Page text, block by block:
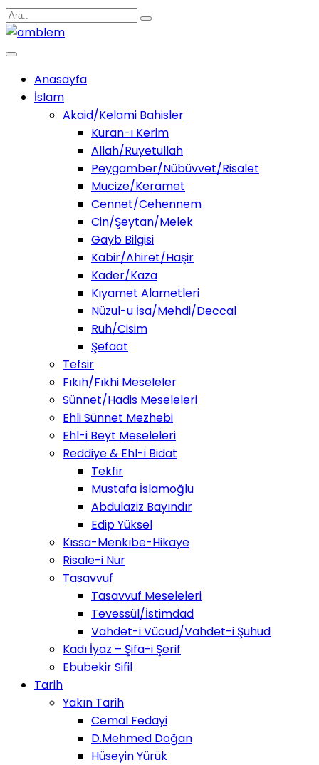
Anasayfa
İslam
Akaid/Kelami Bahisler
Kuran-ı Kerim
Allah/Ruyetullah
Peygamber/Nübüvvet/Risalet
Mucize/Keramet
Cennet/Cehennem
Cin/Şeytan/Melek
Gayb Bilgisi
Kabir/Ahiret/Haşir
Kader/Kaza
Kıyamet Alametleri
Nüzul-u İsa/Mehdi/Deccal
Ruh/Cisim
Şefaat
Tefsir
Fıkıh/Fıkhi Meseleler
Sünnet/Hadis Meseleleri
Ehli Sünnet Mezhebi
Ehl-i Beyt Meseleleri
Reddiye & Ehl-i Bidat
Tekfir
Mustafa İslamoğlu
Abdulaziz Bayındır
Edip Yüksel
Kıssa-Menkıbe-Hikaye
Risale-i Nur
Tasavvuf
Tasavvuf Meseleleri
Tevessül/İstimdad
Vahdet-i Vücud/Vahdet-i Şuhud
Kadı İyaz – Şifa-i Şerif
Ebubekir Sifil
Tarih
Yakın Tarih
Cemal Fedayi
D.Mehmed Doğan
Hüseyin Yürük